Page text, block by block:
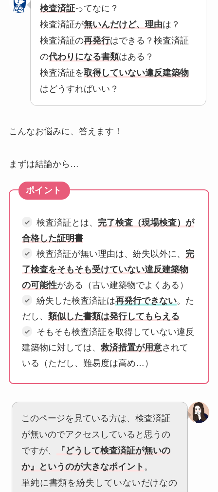
検査済証ってなに？
検査済証が無いんだけど、理由は？
検査済証の再発行はできる？検査済証
の代わりになる書類はある？
検査済証を取得していない違反建築物
はどうすればいい？
こんなお悩みに、答えます！
まずは結論から…
検査済証とは、 完了検査（現場検査）が
合格した証明書
検査済証が無い理由は、紛失以外に、 完
了検査をそもそも受けていない違反建築物
の可能性がある（古い建築物でよくある）
紛失した検査済証は再発行できない。た
だし、 類似した書類は発行してもらえる
そもそも検査済証を取得していない違反
建築物に対しては、救済措置が用意されて
いる（ただし、難易度は高め…）
このページを見ている方は、検査済証
が無いのでアクセスしていると思うの
ですが、
『どうして検査済証が無いの
か』というのが大きなポイント 。
単純に書類を紛失していないだけなの